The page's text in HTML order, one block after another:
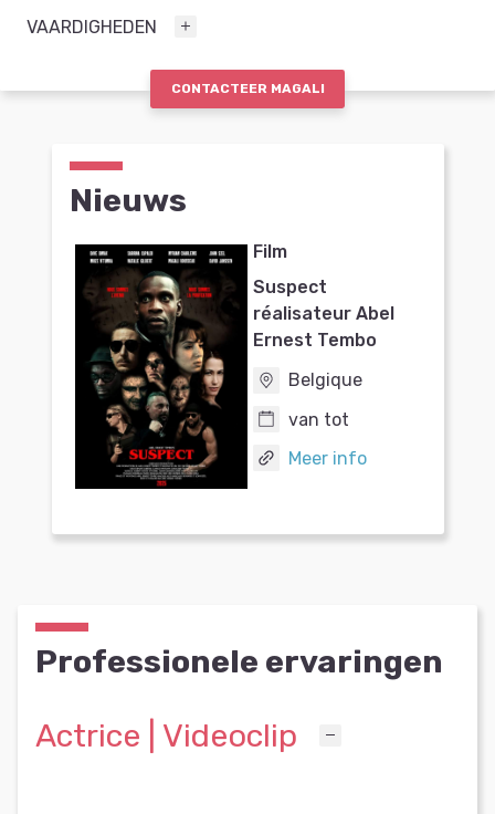
VAARDIGHEDEN
CONTACTEER MAGALI
Nieuws
Film
Suspect
réalisateur Abel
Ernest Tembo
Belgique
van tot
Meer info
Professionele ervaringen
Actrice | Videoclip